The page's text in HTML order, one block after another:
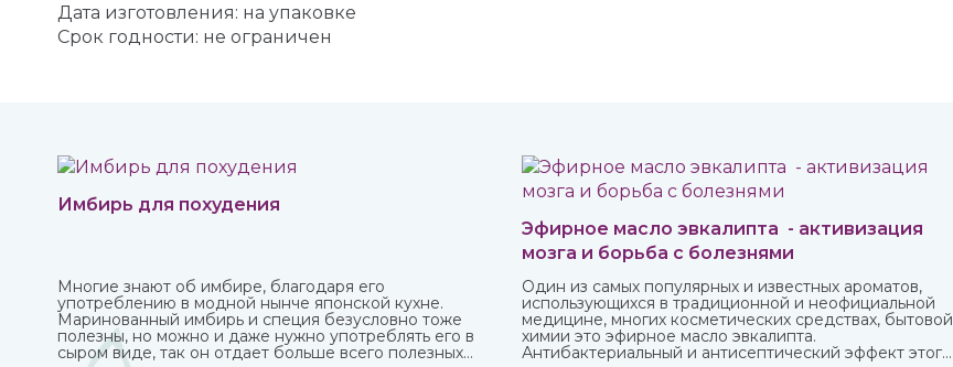
Дата изготовления: на упаковке
Срок годности: не ограничен
Имбирь для похудения
Многие знают об имбире, благодаря его
употреблению в модной нынче японской кухне.
Маринованный имбирь и специя безусловно тоже
полезны, но можно и даже нужно употреблять его в
сыром виде, так он отдает больше всего полезных
Эфирное масло эвкалипта - активизация
мозга и борьба с болезнями
Один из самых популярных и известных ароматов,
использующихся в традиционной и неофициальной
медицине, многих косметических средствах, бытовой
химии это эфирное масло эвкалипта.
Антибактериальный и антисептический эффект этого